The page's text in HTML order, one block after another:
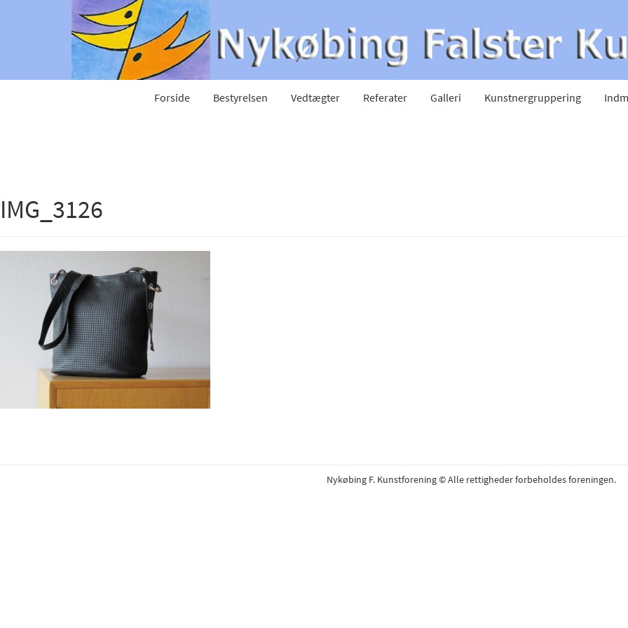
Forside Bestyrelsen Vedtægter Referater Galleri Kunstnergruppering
IMG_3126
Nykøbing F. Kunstforening © Alle rettigheder forbeholdes foreningen.